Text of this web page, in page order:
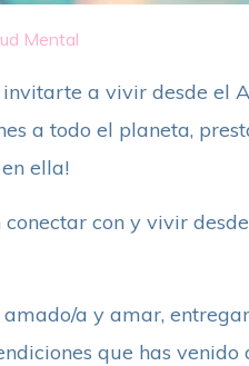
Mental
a vivir desde el
a todo el planeta,
ella!
con y vivir
amado/a y amar,
que has venido